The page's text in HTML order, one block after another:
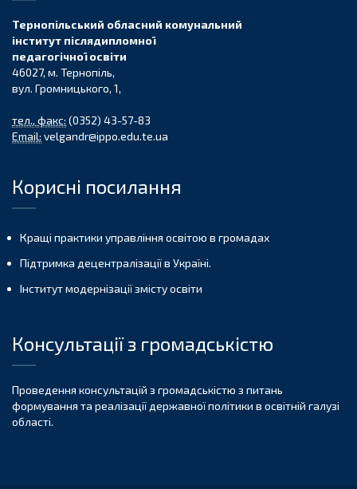
Тернопільський обласний комунальний
інститут післядипломної
педагогічної освіти
46027, м. Тернопіль,
вул. Громницького, 1,
тел., факс: (0352) 43-57-83
Email: velgandr@ippo.edu.te.ua
Корисні посилання
Кращі практики управління освітою в громадах
Підтримка децентралізації в Україні.
Інститут модернізації змісту освіти
Консультації з громадськістю
Проведення консультацій з громадськістю з питань
формування та реалізації державної політики в освітній галузі
області.